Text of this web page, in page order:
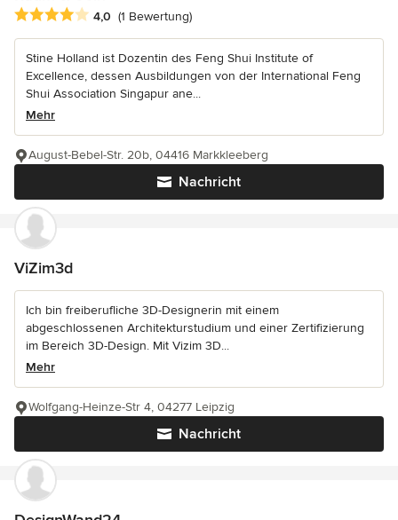
Durchschnittliche Bewertung: 4 von 5 Sternen
4,0 (1 Bewertung)
Stine Holland ist Dozentin des Feng Shui Institute of
Excellence, dessen Ausbildungen von der International Feng
Shui Association Singapur ane...
Mehr
Nachricht
August-Bebel-Str. 20b, 04416 Markkleeberg
ViZim3d
Ich bin freiberufliche 3D-Designerin mit einem
abgeschlossenen Architekturstudium und einer Zertifizierung
im Bereich 3D-Design. Mit Vizim 3D...
Mehr
Nachricht
Wolfgang-Heinze-Str 4, 04277 Leipzig